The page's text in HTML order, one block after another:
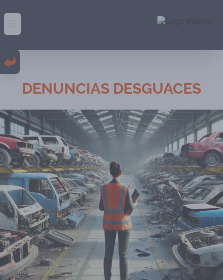
DENUNCIAS DESGUACES